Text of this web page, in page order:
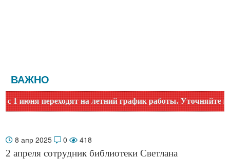
ВАЖНО
переходят на летний график работы. Уточняйте
8 апр 2025 0 418
2 апреля сотрудник библиотеки Светлана